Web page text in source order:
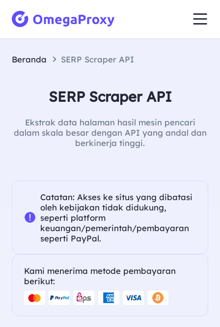
Beranda SERP Scraper API
SERP Scraper API
Ekstrak data halaman hasil mesin pencari
dalam skala besar dengan API yang andal dan
berkinerja tinggi.
Catatan: Akses ke situs yang dibatasi
oleh kebijakan tidak didukung,
seperti platform
keuangan/pemerintah/pembayaran
seperti PayPal.
Kami menerima metode pembayaran
berikut: